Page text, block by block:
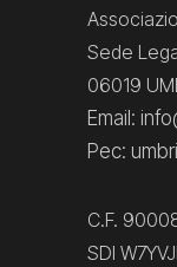
Sede
06019
Email:
Pec:
C.F.
SDI